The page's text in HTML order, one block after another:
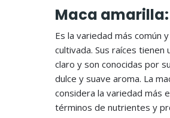
Maca amarilla:
Es la variedad más común
cultivada. Sus raíces tienen
claro y son conocidas por
dulce y suave aroma. La
considera la variedad más
términos de nutrientes y